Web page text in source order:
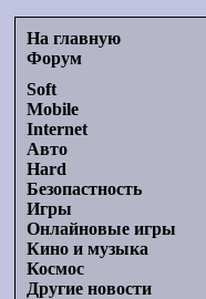
На главную
Форум
Soft
Mobile
Internet
Авто
Hard
Безопастность
Игры
Онлайновые игры
Кино и музыка
Космос
Другие новости